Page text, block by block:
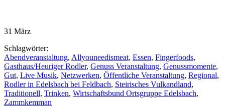
31 März
Schlagwörter:
Abendveranstaltung, Allyouneedismeat, Essen, Fingerfoods,
Gasthaus/Heuriger Rodler, Genuss Veranstaltung, Genussmomente,
Gut, Live Musik, Netzwerken, Öffentliche Veranstaltung, Regional,
Rodler in Edelsbach bei Feldbach, Steirisches Vulkandland,
Traditionell, Trinken, Wirtschaftsbund Ortsgruppe Edelsbach,
Zammkemman